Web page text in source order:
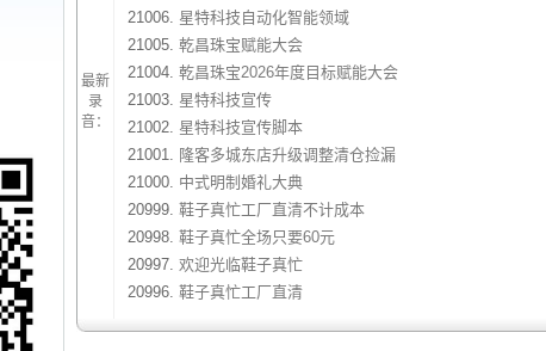
最新
录
音：
21006. 星特科技自动化智能领域
21005. 乾昌珠宝赋能大会
21004. 乾昌珠宝2026年度目标赋能大会
21003. 星特科技宣传
21002. 星特科技宣传脚本
21001. 隆客多城东店升级调整清仓捡漏
21000. 中式明制婚礼大典
20999. 鞋子真忙工厂直清不计成本
20998. 鞋子真忙全场只要60元
20997. 欢迎光临鞋子真忙
20996. 鞋子真忙工厂直清